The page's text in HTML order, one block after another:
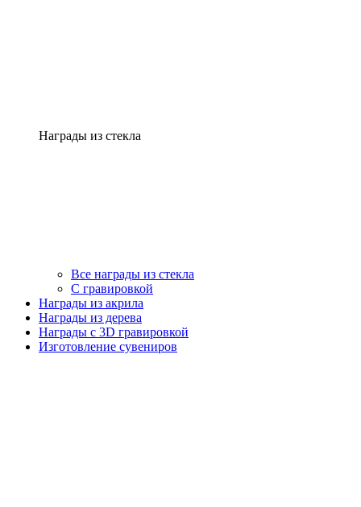
Награды из стекла
Все награды из стекла
С гравировкой
Награды из акрила
Награды из дерева
Награды с 3D гравировкой
Изготовление сувениров